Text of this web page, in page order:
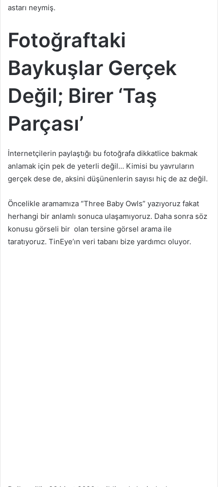
astarı neymiş.
Fotoğraftaki
Baykuşlar Gerçek
Değil; Birer ‘Taş
Parçası’
İnternetçilerin paylaştığı bu fotoğrafa dikkatlice bakmak
anlamak için pek de yeterli değil… Kimisi bu yavruların
gerçek dese de, aksini düşünenlerin sayısı hiç de az değil.
Öncelikle aramamıza “Three Baby Owls” yazıyoruz fakat
herhangi bir anlamlı sonuca ulaşamıyoruz. Daha sonra söz
konusu görseli bir olan tersine görsel arama ile
taratıyoruz. TinEye’ın veri tabanı bize yardımcı oluyor.